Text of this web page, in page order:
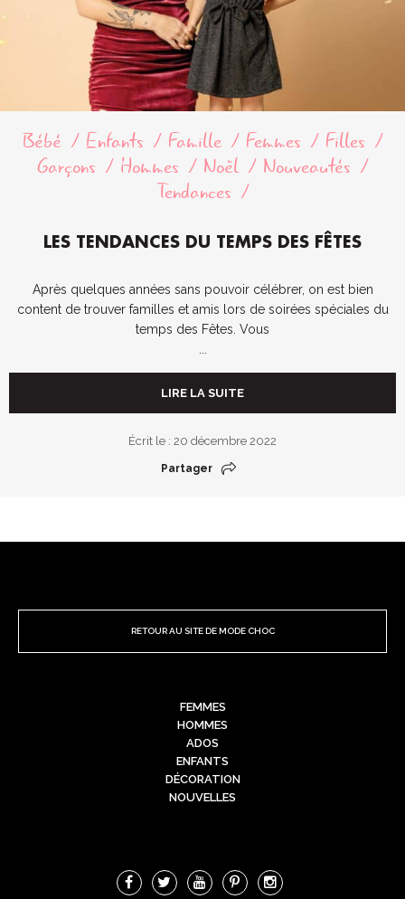
Bébé Enfants Famille Femmes
Filles
Garçons
Hommes Noël
Nouveautés
Tendances
LES TENDANCES DU TEMPS DES FÊTES
Après quelques années sans pouvoir célébrer, on est bien
content de trouver familles et amis lors de soirées spéciales du
temps des Fêtes. Vous
LIRE LA SUITE
Écrit le : 20 décembre 2022
Partager
RETOUR AU SITE DE MODE CHOC
FEMMES
HOMMES
ADOS
ENFANTS
DÉCORATION
NOUVELLES